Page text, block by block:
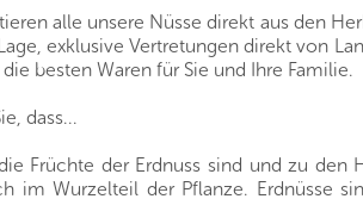
alle unsere Nüsse direkt aus den
exklusive Vertretungen direkt von
besten Waren für Sie und Ihre Familie.
dass...
Früchte der Erdnuss sind und zu
im Wurzelteil der Pflanze. Erdnüsse